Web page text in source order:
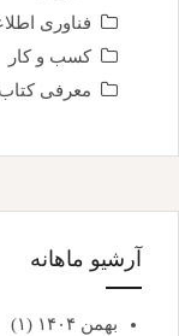
فناوری
کسب و کار
معرفی کتاب
آرشیو ماهانه
بهمن ۱۴۰۴
(۱)